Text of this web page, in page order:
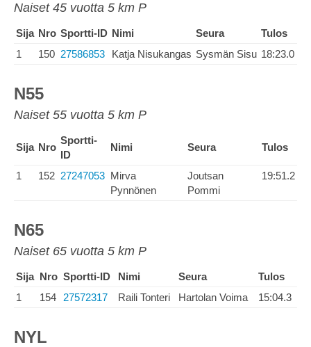
Naiset 45 vuotta 5 km P
Sija Nro Sportti-ID Nimi Seura
Tulos
1
150 27586853 Katja Nisukangas Sysmän Sisu 18:23.0
N55
Naiset 55 vuotta 5 km P
Sija Nro
Sportti-
ID
Nimi Seura Tulos
1 152 27247053 Mirva
Pynnönen
Joutsan
Pommi
19:51.2
N65
Naiset 65 vuotta 5 km P
Sija Nro Sportti-ID Nimi Seura
Tulos
1
154 27572317 Raili Tonteri Hartolan Voima 15:04.3
NYL